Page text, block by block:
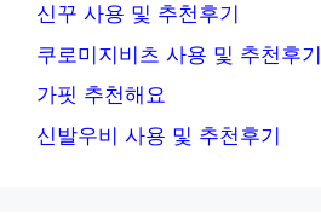
신꾸 사용 및 추천후기
쿠로미지비츠 사용 및 추천후기
가핏 추천해요
신발우비 사용 및 추천후기